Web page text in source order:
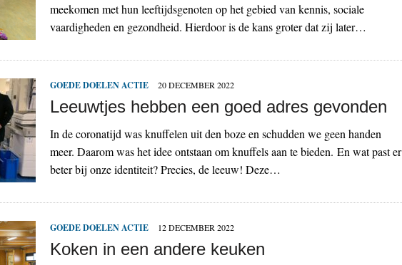
meekomen met hun leeftijdsgenoten op het gebied van kennis, sociale
vaardigheden en gezondheid. Hierdoor is de kans groter dat zij later…
GOEDE DOELEN ACTIE 20 DECEMBER 2022
Leeuwtjes hebben een goed adres gevonden
In de coronatijd was knuffelen uit den boze en schudden we geen handen
meer. Daarom was het idee ontstaan om knuffels aan te bieden. En wat past er
beter bij onze identiteit? Precies, de leeuw! Deze…
GOEDE DOELEN ACTIE 12 DECEMBER 2022
Koken in een andere keuken